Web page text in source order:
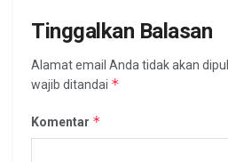
Tinggalkan Balasan
Alamat email Anda tidak akan
wajib ditandai *
Komentar *